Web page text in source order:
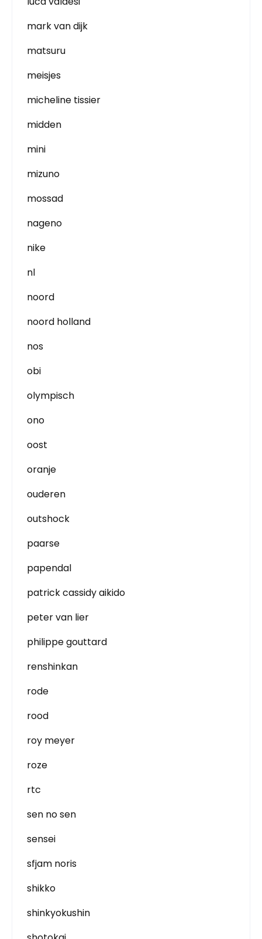
mark van dijk
matsuru
meisjes
micheline tissier
midden
mini
mizuno
mossad
nageno
nike
nl
noord
noord holland
nos
obi
olympisch
ono
oost
oranje
ouderen
outshock
paarse
papendal
patrick cassidy aikido
peter van lier
philippe gouttard
renshinkan
rode
rood
roy meyer
roze
rtc
sen no sen
sensei
sfjam noris
shikko
shinkyokushin